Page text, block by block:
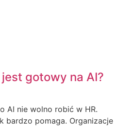
jest gotowy na AI?
AI nie wolno robić w HR.
bardzo pomaga. Organizacje